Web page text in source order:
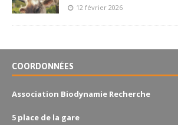
12 février 2026
COORDONNÉES
Association Biodynamie Recherche
5 place de la gare